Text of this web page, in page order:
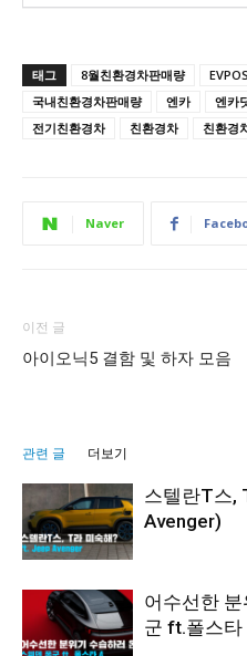
태그 8월친환경차판매량
국내친환경차판매량
엔카 엔카
전기친환경차
친환경차 친환경
Naver
이전 글
아이오닉5 결함 및 하자 모음
관련 글 더보기
스텔란T스,
Avenger)
어수선한
군 ft.폴스타